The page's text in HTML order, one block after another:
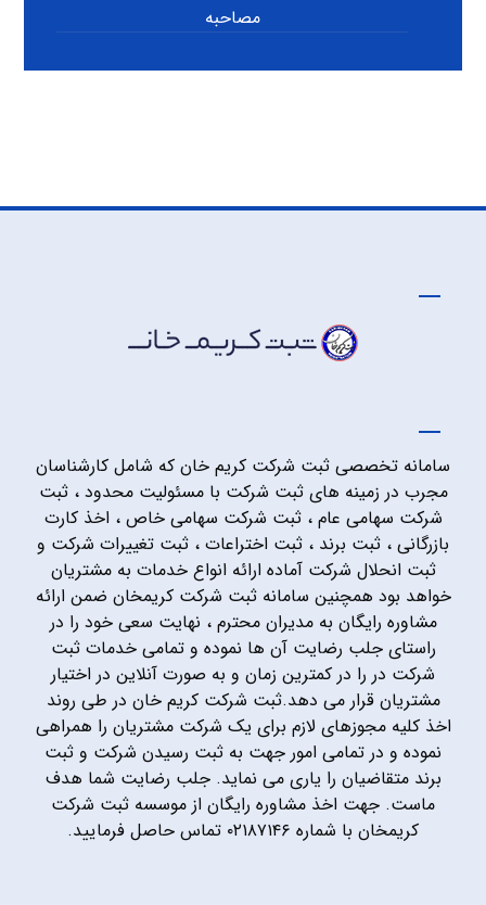
مصاحبه
سامانه تخصصی ثبت شرکت کریم خان که شامل کارشناسان
مجرب در زمینه های ثبت شرکت با مسئولیت محدود ، ثبت
شرکت سهامی عام ، ثبت شرکت سهامی خاص ، اخذ کارت
بازرگانی ، ثبت برند ، ثبت اختراعات ، ثبت تغییرات شرکت و
ثبت انحلال شرکت آماده ارائه انواع خدمات به مشتریان
خواهد بود همچنین سامانه ثبت شرکت کریمخان ضمن ارائه
مشاوره رایگان به مدیران محترم ، نهایت سعی خود را در
راستای جلب رضایت آن ها نموده و تمامی خدمات ثبت
شرکت در را در کمترین زمان و به صورت آنلاین در اختیار
مشتریان قرار می دهد.ثبت شرکت کریم خان در طی روند
اخذ کلیه مجوزهای لازم برای یک شرکت مشتریان را همراهی
نموده و در تمامی امور جهت به ثبت رسیدن شرکت و ثبت
برند متقاضیان را یاری می نماید. جلب رضایت شما هدف
ماست. جهت اخذ مشاوره رایگان از موسسه ثبت شرکت
کریمخان با شماره ۰۲۱۸۷۱۴۶ تماس حاصل فرمایید.